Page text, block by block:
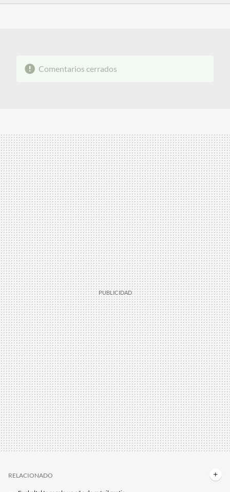
FACEBOOK
TWITTERFLIPBOARD
E-
WHATSAPP
Comentarios cerrados
RELACIONADO